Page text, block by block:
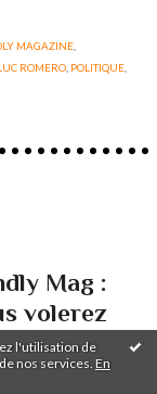
l'utilisation de
nos services. En
MAGAZINE,
ROMERO POLITIQUE
Mag :
volerez